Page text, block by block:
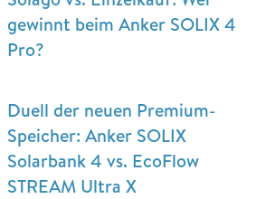
gewinnt beim Anker SOLIX 4
Pro?
Duell der neuen Premium-
Speicher: Anker SOLIX
Solarbank 4 vs. EcoFlow
STREAM Ultra X